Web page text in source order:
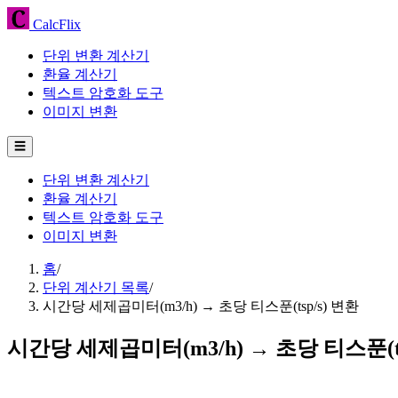
CalcFlix
단위 변환 계산기
환율 계산기
텍스트 암호화 도구
이미지 변환
☰
단위 변환 계산기
환율 계산기
텍스트 암호화 도구
이미지 변환
홈/
단위 계산기 목록/
시간당 세제곱미터(m3/h) → 초당 티스푼(tsp/s) 변환
시간당 세제곱미터(m3/h) → 초당 티스푼